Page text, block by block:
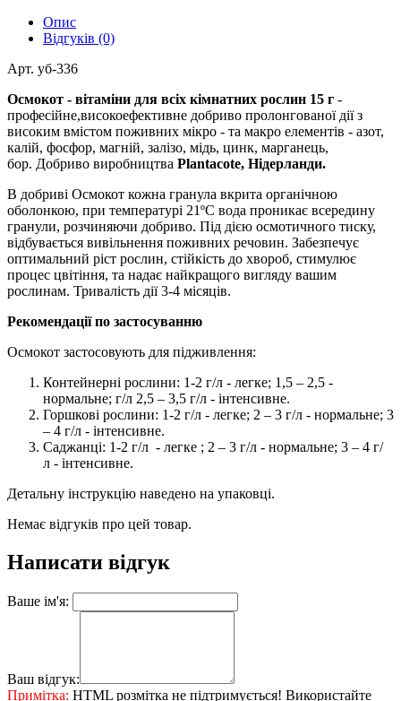
Опис
Відгуків (0)
Арт. уб-336
Осмокот - вітаміни для всіх кімнатних рослин 15 г -
професійне,високоефективне добриво пролонгованої дії з
високим вмістом поживних мікро - та макро елементів - азот,
калій, фосфор, магній, залізо, мідь, цинк, марганець,
бор. Добриво виробництва Plantacote, Нідерланди.
В добриві Осмокот кожна гранула вкрита органічною
оболонкою, при температурі 21ºC вода проникає всередину
гранули, розчиняючи добриво. Під дією осмотичного тиску,
відбувається вивільнення поживних речовин. Забезпечує
оптимальний ріст рослин, стійкість до хвороб, стимулює
процес цвітіння, та надає найкращого вигляду вашим
рослинам. Тривалість дії 3-4 місяців.
Рекомендації по застосуванню
Осмокот застосовують для підживлення:
Контейнерні рослини: 1-2 г/л - легке; 1,5 – 2,5 -
нормальне; г/л 2,5 – 3,5 г/л - інтенсивне.
Горшкові рослини: 1-2 г/л - легке; 2 – 3 г/л - нормальне; 3
– 4 г/л - інтенсивне.
Саджанці: 1-2 г/л - легке ; 2 – 3 г/л - нормальне; 3 – 4 г/
л - інтенсивне.
Детальну інструкцію наведено на упаковці.
Немає відгуків про цей товар.
Написати відгук
Ваше ім'я:
Ваш відгук:
Примітка: HTML розмітка не підтримується! Використайте